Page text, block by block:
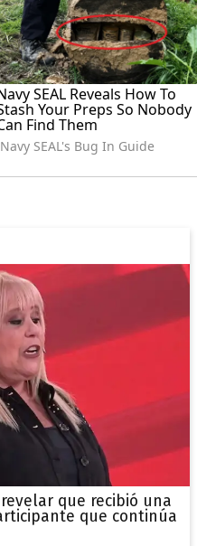
que recibió una
que continúa